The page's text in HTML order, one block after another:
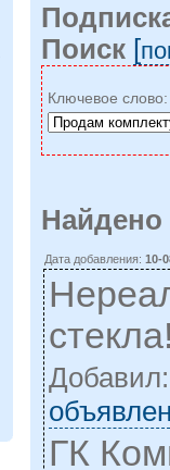
Поиск [
Ключевое
Найдено
Дата добавления:10-
ГК